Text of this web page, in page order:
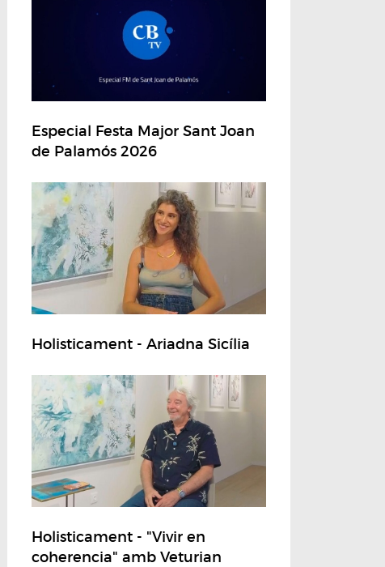
Especial Festa Major Sant Joan
de Palamós 2026
Holisticament - Ariadna Sicília
Holisticament - "Vivir en
coherencia" amb Veturian